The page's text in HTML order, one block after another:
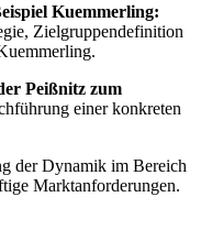
Kuemmerling:
Zielgruppendefinition
Peißnitz zum
einer konkreten
der Dynamik im Bereich
Marktanforderungen.